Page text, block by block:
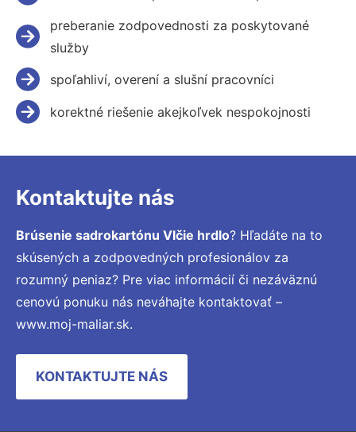
preberanie zodpovednosti za poskytované
služby
spoľahliví, overení a slušní pracovníci
korektné riešenie akejkoľvek nespokojnosti
Kontaktujte nás
Brúsenie sadrokartónu Vlčie hrdlo? Hľadáte na to
skúsených a zodpovedných profesionálov za
rozumný peniaz? Pre viac informácií či nezáväznú
cenovú ponuku nás neváhajte kontaktovať –
www.moj-maliar.sk.
KONTAKTUJTE NÁS